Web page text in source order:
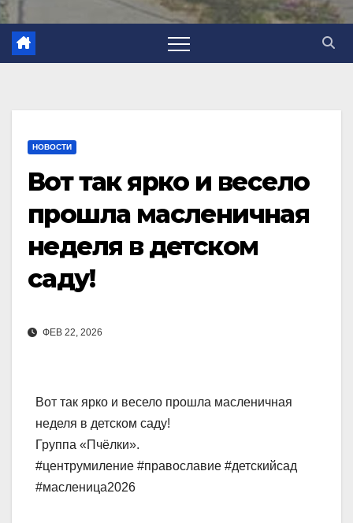
НОВОСТИ
Вот так ярко и весело
прошла масленичная
неделя в детском
саду!
ФЕВ 22, 2026
Вот так ярко и весело прошла масленичная
неделя в детском саду!
Группа «Пчёлки».
#центрумиление #православие #детскийсад
#масленица2026